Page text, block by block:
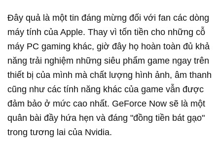
Đây quả là một tin đáng mừng đối với fan các dòng
máy tính của Apple. Thay vì tốn tiền cho những cỗ
máy PC gaming khác, giờ đây họ hoàn toàn đủ khả
năng trải nghiệm những siêu phẩm game ngay trên
thiết bị của mình mà chất lượng hình ảnh, âm thanh
cũng như các tính năng khác của game vẫn được
đảm bảo ở mức cao nhất. GeForce Now sẽ là một
quân bài đầy hứa hẹn và đáng "đồng tiền bát gạo"
trong tương lai của Nvidia.